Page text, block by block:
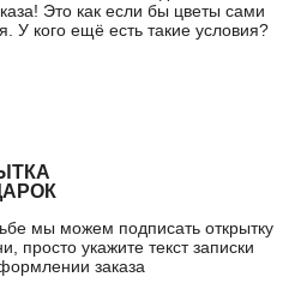
Это как если бы цветы сами
У кого ещё есть такие условия?
мы можем подписать открытку
просто укажите текст записки
заказа